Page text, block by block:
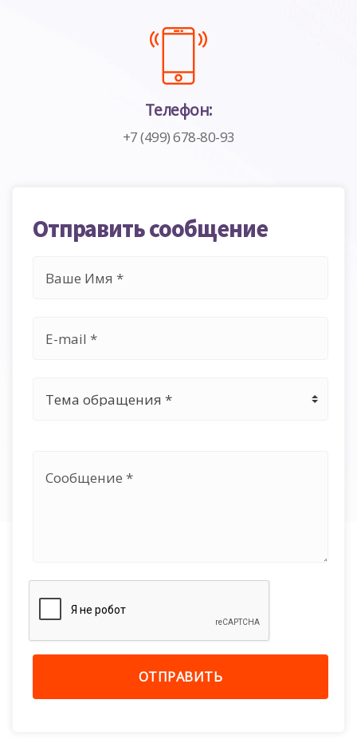
Телефон:
+7 (499) 678-80-93
Отправить сообщение
ОТПРАВИТЬ